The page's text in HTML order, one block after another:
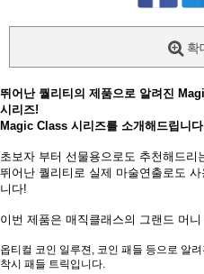
확
뛰어난 퀄리티의 제품으로 알려진
시리즈!
Magic Class 시리즈를 소개해드립니
초보자 부터 선물용으로도 추천해드리
뛰어난 퀄리티로 실제 마술연출로도
니다!
이번 제품은 매직클래스의 그랜드 머
옵티컬 코인 일루젼, 코인 패들 등으로 알
착시 패들 트릭입니다.